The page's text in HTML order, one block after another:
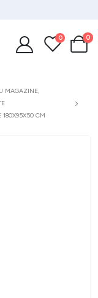
0 0
MAGAZINE,
180X95X50 CM